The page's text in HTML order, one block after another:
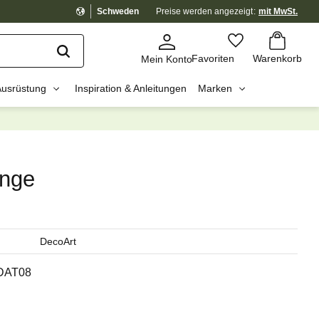
Schweden Preise werden angezeigt mit MwSt.
Mein KontoFavoriten Warenkorb
Favoriten
Warenkorb
Inspiration & Anleitungen Marken
DecoArt